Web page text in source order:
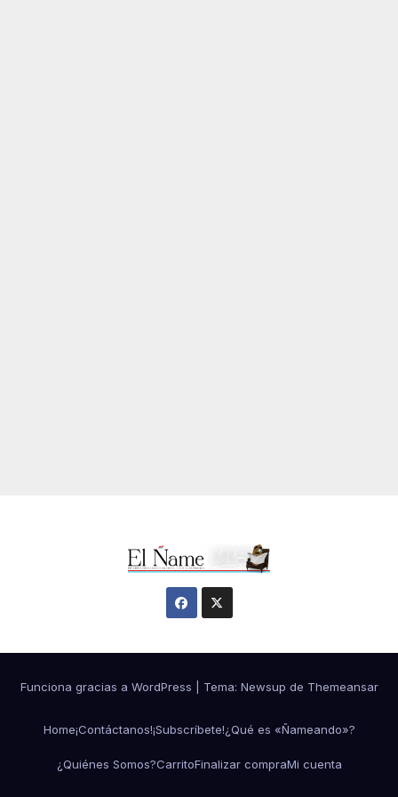
Funciona gracias a WordPress Tema: Newsup de Themeansar
Home¡Contáctanos!¡Subscríbete!¿Qué es «Ñameando»?
¿Quiénes Somos?CarritoFinalizar compraMi cuenta